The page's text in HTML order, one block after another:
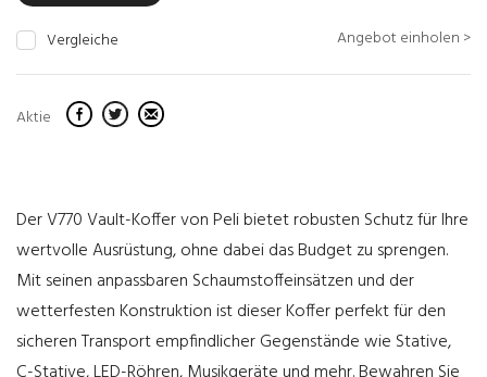
Vergleiche Angebot einholen >
Aktie
Der V770 Vault-Koffer von Peli bietet robusten Schutz für Ihre
wertvolle Ausrüstung, ohne dabei das Budget zu sprengen.
Mit seinen anpassbaren Schaumstoffeinsätzen und der
wetterfesten Konstruktion ist dieser Koffer perfekt für den
sicheren Transport empfindlicher Gegenstände wie Stative,